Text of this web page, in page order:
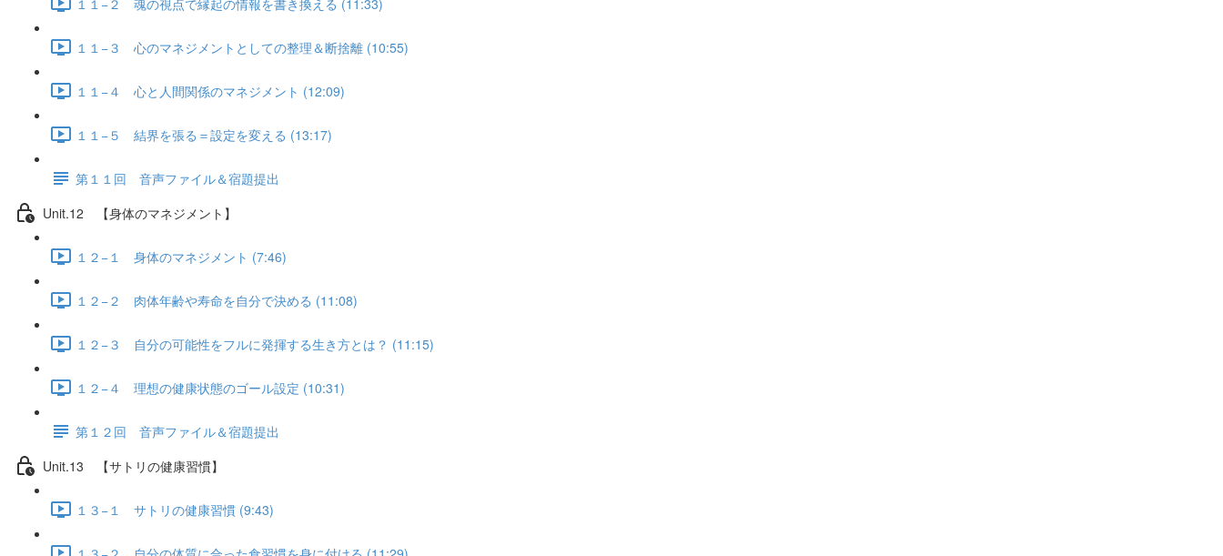
１１−３ 心のマネジメントとしての整理＆断捨離 (10:55)
１１−４ 心と人間関係のマネジメント (12:09)
１１−５ 結界を張る＝設定を変える (13:17)
第１１回 音声ファイル＆宿題提出
Unit.12 【身体のマネジメント】
１２−１ 身体のマネジメント (7:46)
１２−２ 肉体年齢や寿命を自分で決める (11:08)
１２−３ 自分の可能性をフルに発揮する生き方とは？ (11:15)
１２−４ 理想の健康状態のゴール設定 (10:31)
第１２回 音声ファイル＆宿題提出
Unit.13 【サトリの健康習慣】
１３−１ サトリの健康習慣 (9:43)